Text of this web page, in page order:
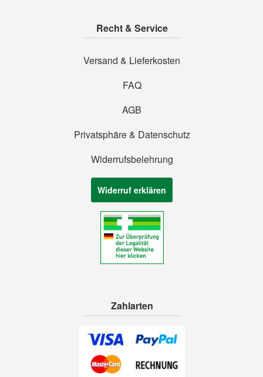
Recht & Service
Versand & Lieferkosten
FAQ
AGB
Privatsphäre & Datenschutz
Widerrufsbelehrung
Widerruf erklären
Zahlarten